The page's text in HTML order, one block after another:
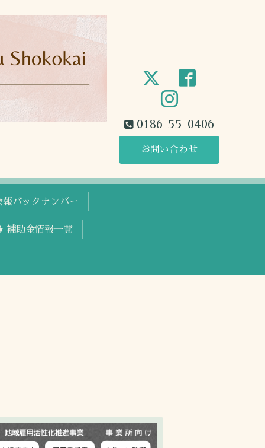
0186-55-0406
お問い合わせ
報バックナンバー
補助金情報一覧